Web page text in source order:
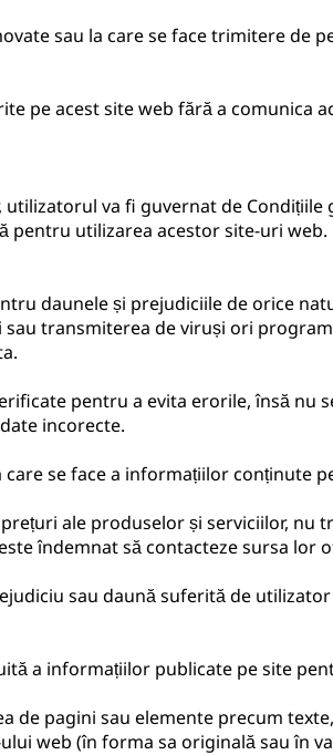
sau la care se face trimitere de
pe acest site web fără a
va fi guvernat de Condițiile
pentru utilizarea acestor site-uri web.
daunele și prejudiciile de orice
transmiterea de viruși ori
pentru a evita erorile, însă nu
incorecte.
se face a informațiilor conținute
ale produselor și serviciilor,
îndemnat să contacteze sursa lor
sau daună suferită de
a informațiilor publicate pe site
de pagini sau elemente precum
web (în forma sa originală sau în